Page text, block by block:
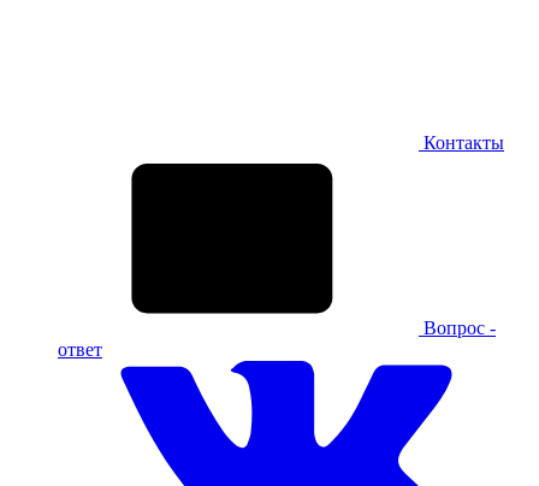
Контакты
Вопрос -
ответ